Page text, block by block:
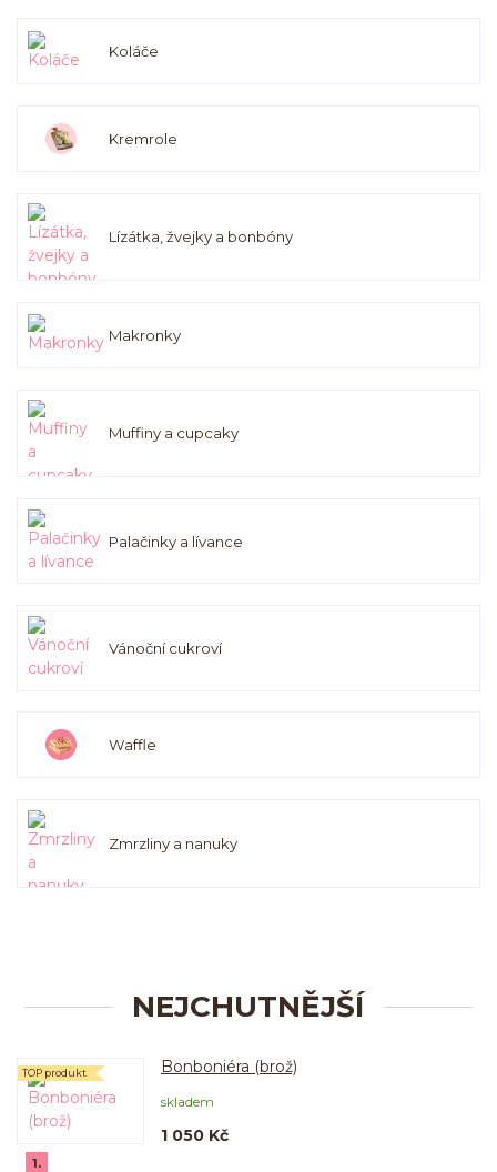
Koláče
Kremrole
Lízátka, žvejky a bonbóny
Makronky
Muffiny a cupcaky
Palačinky a lívance
Vánoční cukroví
Waffle
Zmrzliny a nanuky
NEJCHUTNĚJŠÍ
1.
Bonboniéra (brož)
skladem
TOP produkt
1 050 Kč